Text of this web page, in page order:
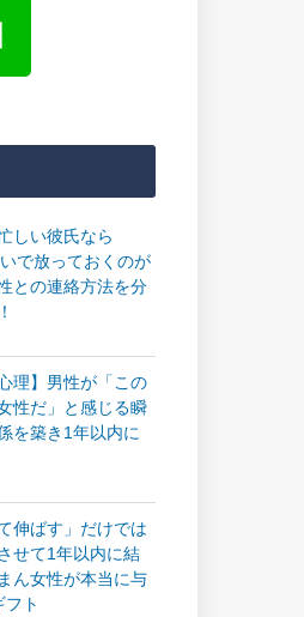
しい彼氏なら
で放っておくのが
との連絡方法を分
理】男性が「この
性だ」と感じる瞬
を築き1年以内に
伸ばす」だけでは
せて1年以内に結
ん女性が本当に与
フト